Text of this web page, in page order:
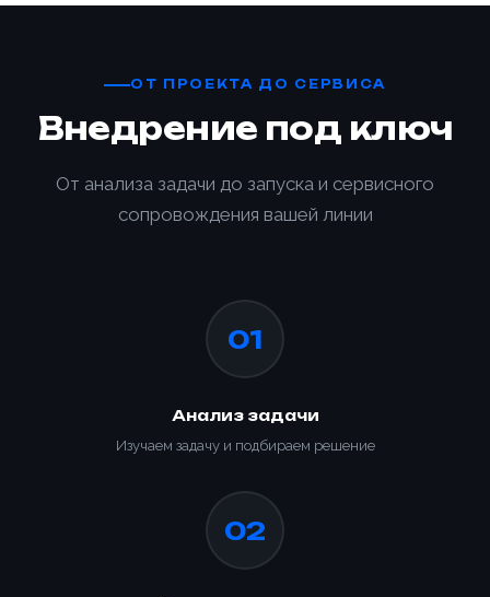
ОТ ПРОЕКТА ДО СЕРВИСА
Внедрение под ключ
От анализа задачи до запуска и сервисного
сопровождения вашей линии
01
Анализ задачи
Изучаем задачу и подбираем решение
02